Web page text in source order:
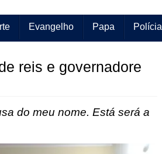
Evangelho Papa Polícia
reis e governadore
do meu nome. Está será a